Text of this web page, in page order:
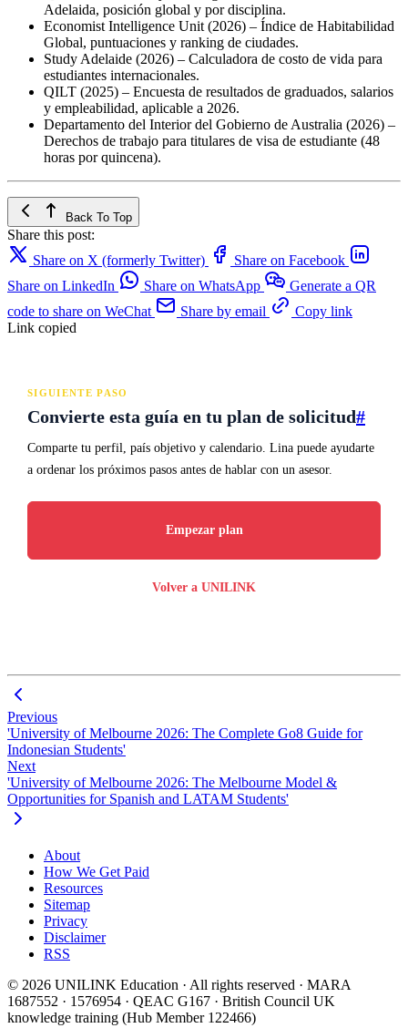
Adelaida, posición global y por disciplina.
Economist Intelligence Unit (2026) – Índice de Habitabilidad
Global, puntuaciones y ranking de ciudades.
Study Adelaide (2026) – Calculadora de costo de vida para
estudiantes internacionales.
QILT (2025) – Encuesta de resultados de graduados, salarios
y empleabilidad, aplicable a 2026.
Departamento del Interior del Gobierno de Australia (2026) –
Derechos de trabajo para titulares de visa de estudiante (48
horas por quincena).
Back To Top
Share this post:
Share on X (formerly Twitter)
Share on Facebook
Share on LinkedIn
Share on WhatsApp
Generate a QR
code to share on WeChat
Share by email
Copy link
Link copied
SIGUIENTE PASO
Convierte esta guía en tu plan de solicitud#
Comparte tu perfil, país objetivo y calendario. Lina puede ayudarte
a ordenar los próximos pasos antes de hablar con un asesor.
Empezar plan
Volver a UNILINK
Previous
'University of Melbourne 2026: The Complete Go8 Guide for
Indonesian Students'
Next
'University of Melbourne 2026: The Melbourne Model &
Opportunities for Spanish and LATAM Students'
About
How We Get Paid
Resources
Sitemap
Privacy
Disclaimer
RSS
© 2026 UNILINK Education · All rights reserved · MARA
1687552 · 1576954 · QEAC G167 · British Council UK
knowledge training (Hub Member 122466)